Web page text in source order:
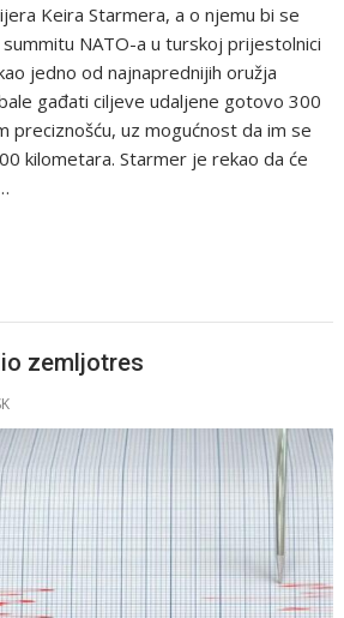
Keira Starmera, a o njemu bi se
NATO-a u turskoj prijestolnici
jedno od najnaprednijih oružja
gađati ciljeve udaljene gotovo 300
preciznošću, uz mogućnost da im se
kilometara. Starmer je rekao da će
zemljotres